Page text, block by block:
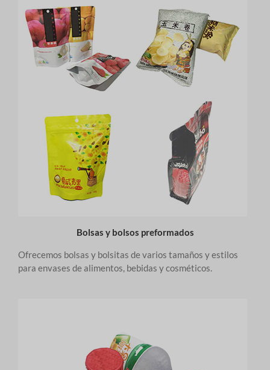
Bolsas y bolsos preformados
Ofrecemos bolsas y bolsitas de varios tamaños y estilos
para envases de alimentos, bebidas y cosméticos.